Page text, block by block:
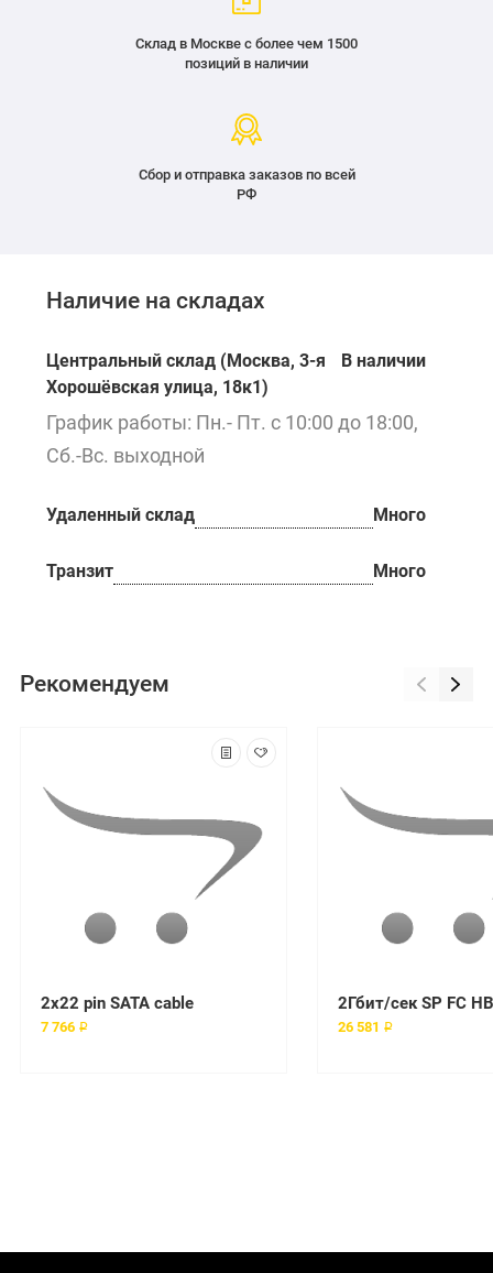
Склад в Москве с более чем 1500
позиций в наличии
Сбор и отправка заказов по всей
РФ
Наличие на складах
Центральный склад (Москва, 3-я
Хорошёвская улица, 18к1)
В наличии
График работы: Пн.- Пт. с 10:00 до 18:00,
Сб.-Вс. выходной
Удаленный склад Много
Транзит Много
Рекомендуем
2x22 pin SATA cable
7 766 ₽ 26 581 ₽